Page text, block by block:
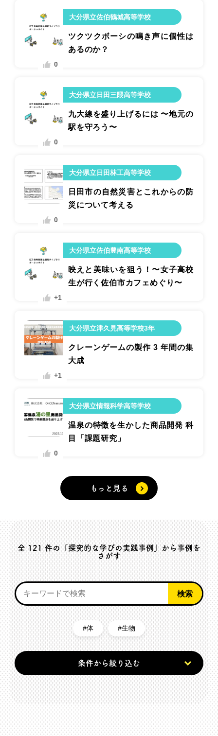
大分県立佐伯鶴城高等学校
0
ツクツクボーシの鳴き声に個性は
あるのか？
大分県立日田三隈高等学校
0
九大線を盛り上げるには 〜地元の
駅を守ろう〜
大分県立日田林工高等学校
0
日田市の自然災害とこれからの防
災について考える
大分県立佐伯豊南高等学校
+1
映えと美味いを狙う！〜女子高校
生が行く佐伯市カフェめぐり〜
大分県立津久見高等学校3年
+1
クレーンゲームの製作 3 年間の集
大成
大分県立情報科学高等学校
0
温泉の特徴を生かした商品開発 科
目「課題研究」
もっと見る
全121件の「探究的な学びの実践事例」から事例を
さがす
体 生物
条件から絞り込む